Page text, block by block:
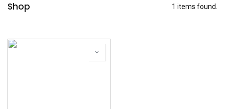
Shop 1 items found.